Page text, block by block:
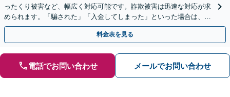
ったくり被害など、幅広く対応可能です。詐欺被害は迅速な対応が求
められます。「騙された」「入金してしまった」といった場合は、お
早めにご相談ください。【電話・メール・WEB相談可】
料金表を見る
電話でお問い合わせ メールでお問い合わせ